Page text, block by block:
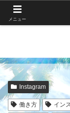
Instagram
働き方 イン
メニュー